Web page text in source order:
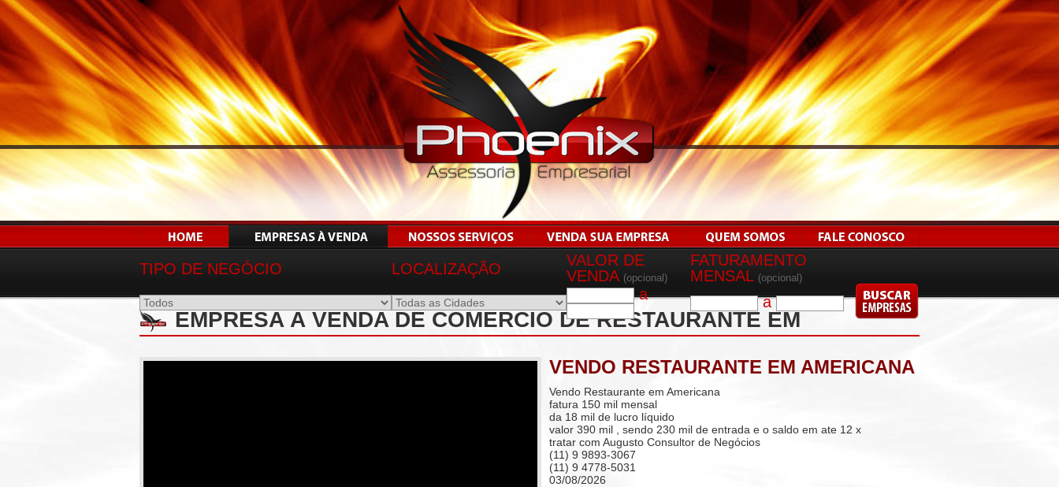
TIPO DE NEGÓCIO LOCALIZAÇÃO
VALOR DE
VENDA (opcional)
FATURAMENTO
MENSAL (opcional)
a a
EMPRESA À VENDA DE COMÉRCIO DE RESTAURANTE EM
AMERICANA-SP - REF 06412
VENDO RESTAURANTE EM AMERICANA
Vendo Restaurante em Americana
fatura 150 mil mensal
da 18 mil de lucro líquido
valor 390 mil , sendo 230 mil de entrada e o saldo em ate 12 x
tratar com Augusto Consultor de Negócios
(11) 9 9893-3067
(11) 9 4778-5031
03/08/2026